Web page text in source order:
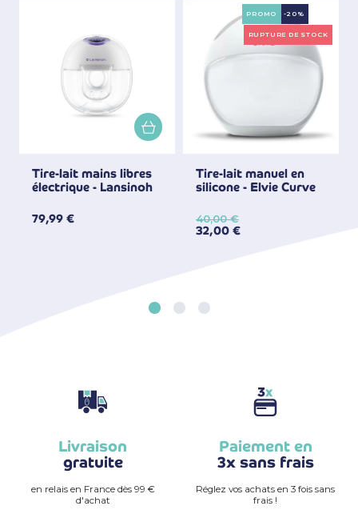
Tire-lait mains libres
électrique - Lansinoh
79,99 €
Tire-lait manuel en
silicone - Elvie Curve
40,00 €
32,00 €
PROMO -20%
RUPTURE DE STOCK
Livraison
gratuite
en relais en France dès 99 €
d'achat
Paiement en
3x sans frais
Réglez vos achats en 3 fois sans
frais !